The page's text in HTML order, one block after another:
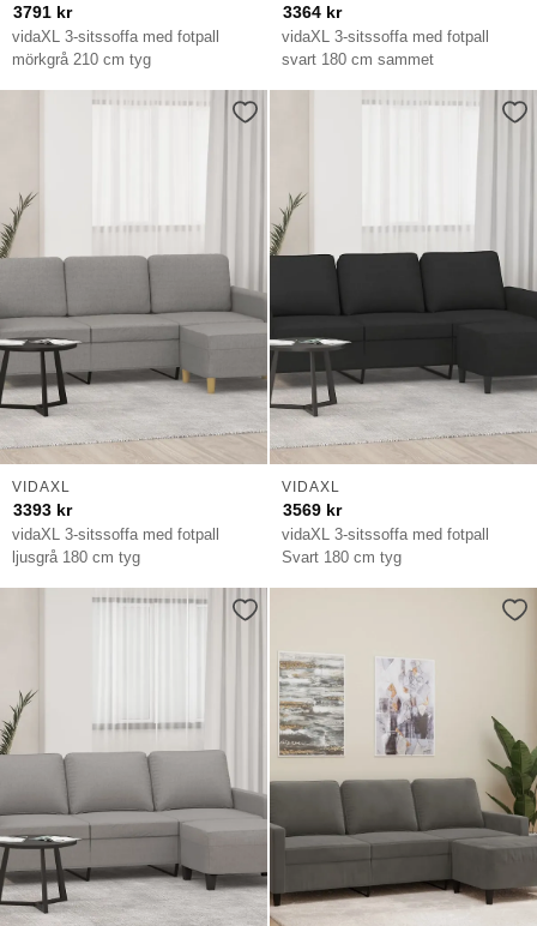
vidaXL 3-sitssoffa med fotpall
mörkgrå 210 cm tyg
3791 kr
vidaXL 3-sitssoffa med fotpall
svart 180 cm sammet
3364 kr
vidaXL 3-sitssoffa med fotpall
ljusgrå 180 cm tyg
VIDAXL
3393 kr
vidaXL 3-sitssoffa med fotpall
Svart 180 cm tyg
VIDAXL
3569 kr